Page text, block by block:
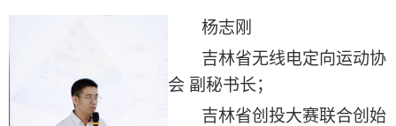
杨志刚
吉林省无线电定向运动协
会 副秘书长；
吉林省创投大赛联合创始